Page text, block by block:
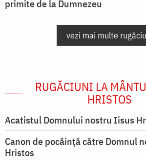
primite de la Dumnezeu
vezi mai multe
RUGĂCIUNI LA
HRISTOS
Acatistul Domnului nostru Iisus
Canon de pocăință către Domnul
Hristos